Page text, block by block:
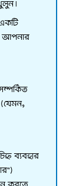
আপনার
ব্যবহার